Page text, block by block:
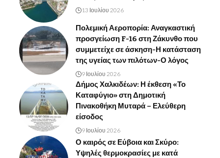
13 Ιουλίου 2026
Πολεμική Αεροπορία: Αναγκαστική
προσγείωση F-16 στη Ζάκυνθο που
συμμετείχε σε άσκηση-Η κατάσταση
της υγείας των πιλότων-Ο λόγος
9 Ιουλίου 2026
Δήμος Χαλκιδέων: Η έκθεση «Το
Καταφύγιο» στη Δημοτική
Πινακοθήκη Μυταρά – Ελεύθερη
είσοδος
9 Ιουλίου 2026
Ο καιρός σε Εύβοια και Σκύρο:
Υψηλές θερμοκρασίες με κατά